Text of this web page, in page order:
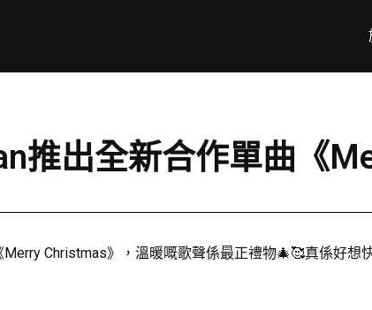
推出全新合作單曲《
Christmas》，溫暖嘅歌聲係最正禮物🎄🥰真係好想